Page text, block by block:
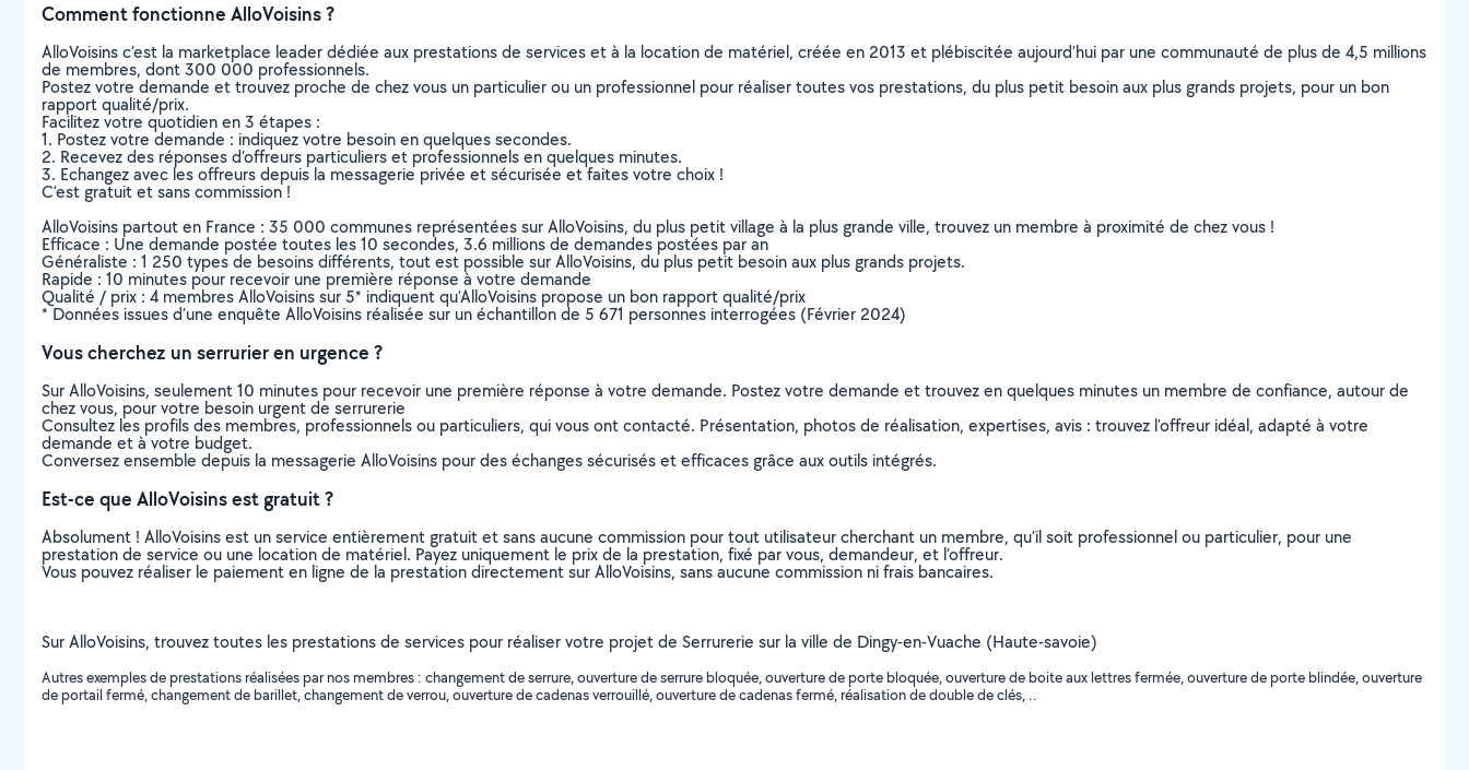
Comment fonctionne AlloVoisins ?
AlloVoisins c’est la marketplace leader dédiée aux prestations de services et à la location de matériel, créée en 2013 et plébiscitée aujourd’hui par une communauté de plus de 4,5 millions
de membres, dont 300 000 professionnels.
Postez votre demande et trouvez proche de chez vous un particulier ou un professionnel pour réaliser toutes vos prestations, du plus petit besoin aux plus grands projets, pour un bon
rapport qualité/prix.
Facilitez votre quotidien en 3 étapes :
1. Postez votre demande : indiquez votre besoin en quelques secondes.
2. Recevez des réponses d’offreurs particuliers et professionnels en quelques minutes.
3. Echangez avec les offreurs depuis la messagerie privée et sécurisée et faites votre choix !
C’est gratuit et sans commission !
AlloVoisins partout en France : 35 000 communes représentées sur AlloVoisins, du plus petit village à la plus grande ville, trouvez un membre à proximité de chez vous !
Efficace : Une demande postée toutes les 10 secondes, 3.6 millions de demandes postées par an
Généraliste : 1 250 types de besoins différents, tout est possible sur AlloVoisins, du plus petit besoin aux plus grands projets.
Rapide : 10 minutes pour recevoir une première réponse à votre demande
Qualité / prix : 4 membres AlloVoisins sur 5* indiquent qu’AlloVoisins propose un bon rapport qualité/prix
* Données issues d’une enquête AlloVoisins réalisée sur un échantillon de 5 671 personnes interrogées (Février 2024)
Vous cherchez un serrurier en urgence ?
Sur AlloVoisins, seulement 10 minutes pour recevoir une première réponse à votre demande. Postez votre demande et trouvez en quelques minutes un membre de confiance, autour de
chez vous, pour votre besoin urgent de serrurerie
Consultez les profils des membres, professionnels ou particuliers, qui vous ont contacté. Présentation, photos de réalisation, expertises, avis : trouvez l'offreur idéal, adapté à votre
demande et à votre budget.
Conversez ensemble depuis la messagerie AlloVoisins pour des échanges sécurisés et efficaces grâce aux outils intégrés.
Est-ce que AlloVoisins est gratuit ?
Absolument ! AlloVoisins est un service entièrement gratuit et sans aucune commission pour tout utilisateur cherchant un membre, qu’il soit professionnel ou particulier, pour une
prestation de service ou une location de matériel. Payez uniquement le prix de la prestation, fixé par vous, demandeur, et l’offreur.
Vous pouvez réaliser le paiement en ligne de la prestation directement sur AlloVoisins, sans aucune commission ni frais bancaires.
Sur AlloVoisins, trouvez toutes les prestations de services pour réaliser votre projet de Serrurerie sur la ville de Dingy-en-Vuache (Haute-savoie)
Autres exemples de prestations réalisées par nos membres : changement de serrure, ouverture de serrure bloquée, ouverture de porte bloquée, ouverture de boite aux lettres fermée, ouverture de porte blindée, ouverture
de portail fermé, changement de barillet, changement de verrou, ouverture de cadenas verrouillé, ouverture de cadenas fermé, réalisation de double de clés, ..